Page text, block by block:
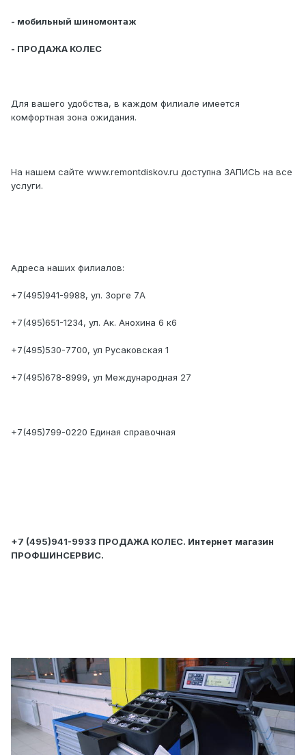
- мобильный шиномонтаж
- ПРОДАЖА КОЛЕС
Для вашего удобства, в каждом филиале имеется
комфортная зона ожидания.
На нашем сайте www.remontdiskov.ru доступна ЗАПИСЬ на все
услуги.
Адреса наших филиалов:
+7(495)941-9988, ул. Зорге 7А
+7(495)651-1234, ул. Ак. Анохина 6 к6
+7(495)530-7700, ул Русаковская 1
+7(495)678-8999, ул Международная 27
+7(495)799-0220 Единая справочная
+7 (495)941-9933 ПРОДАЖА КОЛЕС. Интернет магазин
ПРОФШИНСЕРВИС.